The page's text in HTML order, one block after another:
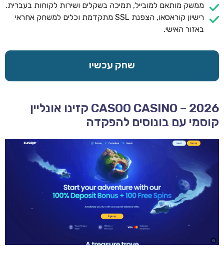
ממשק מותאם למובייל, תמיכה בשקלים ושירות לקוחות בעברית.
רישיון קוראסאו, הצפנת SSL מתקדמת וכלים למשחק אחראי
באזור האישי.
שחק עכשיו
CASOO CASINO – 2026 קזינו אונליין
קוסמי עם בונוסים להפקדה